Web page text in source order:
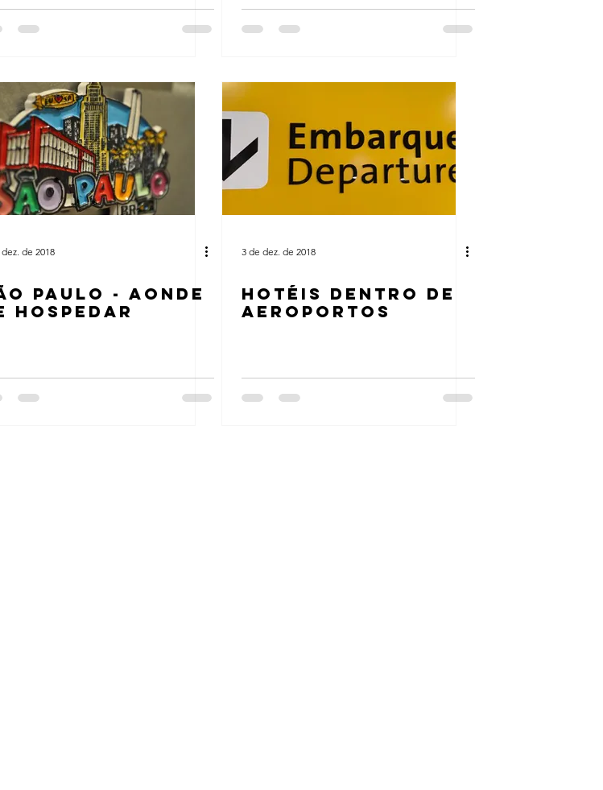
de 2018
PAULO - AONDE
HOSPEDAR
3 de dez. de 2018
HOTÉIS DENTRO DE
AEROPORTOS